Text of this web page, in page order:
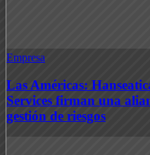
Empresa
Las Américas:
Services firman una
gestión de riesgos